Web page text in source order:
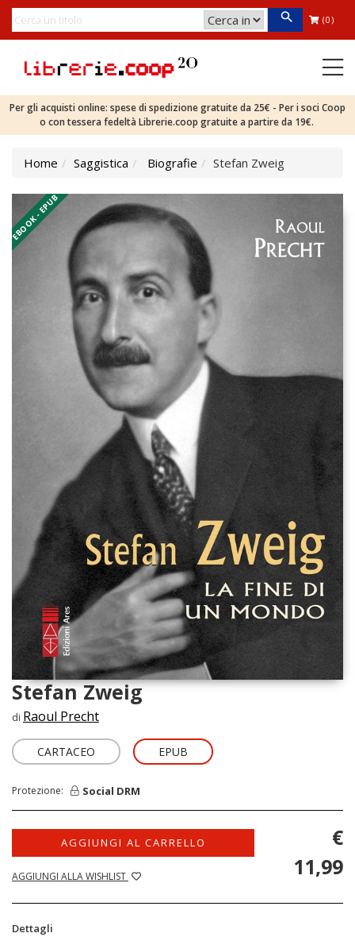
(0)
Per gli acquisti online: spese di spedizione gratuite da 25€ - Per i soci Coop
o con tessera fedeltà Librerie.coop gratuite a partire da 19€.
Home Saggistica Biografie Stefan Zweig
EBOOK - EPUB
Stefan Zweig
di Raoul Precht
CARTACEO EPUB
Protezione: Social DRM
AGGIUNGI AL CARRELLO
AGGIUNGI ALLA WISHLIST
€
11,99
Dettagli